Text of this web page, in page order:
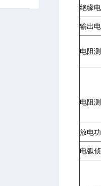
绝缘
输出
电阻
电阻
放电
电弧